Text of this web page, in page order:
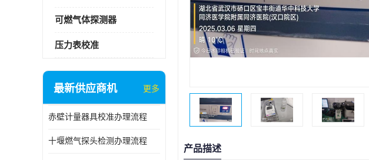
可燃气体探测器
压力表校准
最新供应商机 更多
赤壁计量器具校准办理流程
十堰燃气探头检测办理流程
产品描述